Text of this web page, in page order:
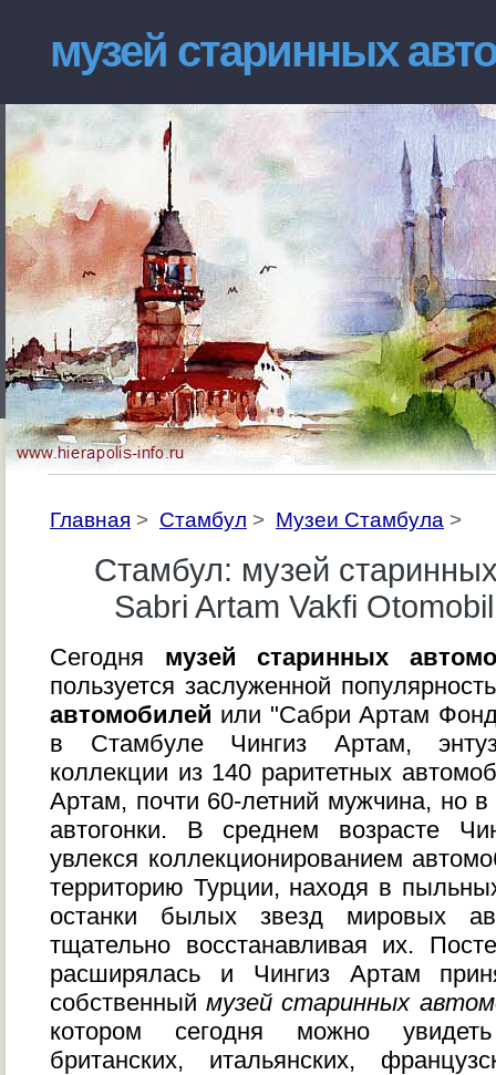
музей старинных
Главная > Стамбул > Музеи Стамбула >
Стамбул: музей
Sabri Artam Vakfi
Сегодня музей старинных
пользуется заслуженной
автомобилей или "Сабри Aртам
в Стамбуле Чингиз Артам,
коллекции из 140 раритетных
Артам, почти 60-летний мужчина, но
автогонки. В среднем возрасте
увлекся коллекционированием
территорию Турции, находя в
останки былых звезд мировых
тщательно восстанавливая их.
расширялась и Чингиз Артам
собственныймузей старинных
котором сегодня можно
британских, итальянских,